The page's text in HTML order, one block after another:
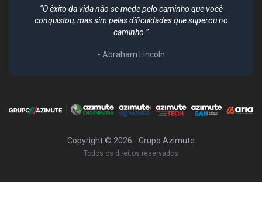
“O êxito da vida não se mede pelo caminho que você
conquistou, mas sim pelas dificuldades que superou no
caminho.”
- Abraham Lincoln
Copyright © 2026 - Grupo Azimute
Todos os direitos reservados